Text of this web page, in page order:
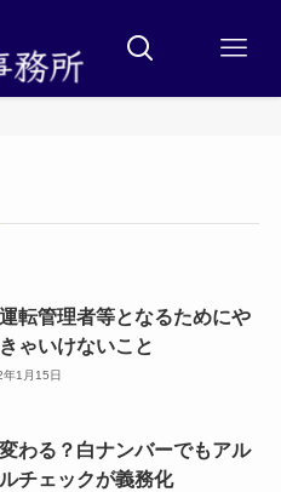
転管理者等となるためにや
ゃいけないこと
年1月15日
わる？白ナンバーでもアル
チェックが義務化